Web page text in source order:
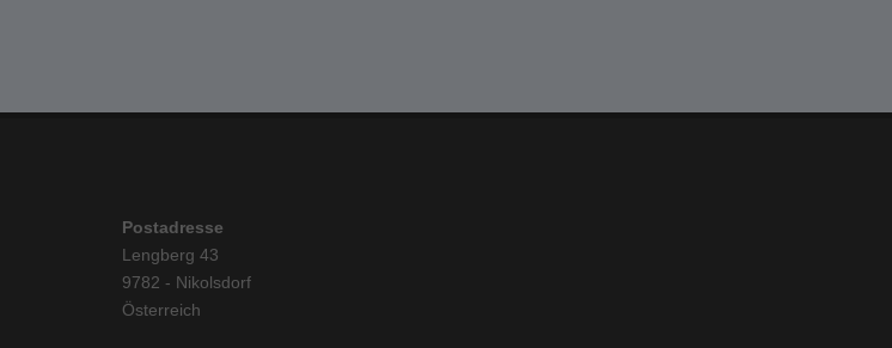
Postadresse
Lengberg 43
9782 - Nikolsdorf
Österreich